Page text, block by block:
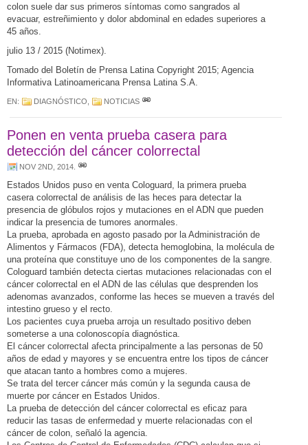
colon suele dar sus primeros síntomas como sangrados al
evacuar, estreñimiento y dolor abdominal en edades superiores a
45 años.
julio 13 / 2015 (Notimex).
Tomado del Boletín de Prensa Latina Copyright 2015; Agencia
Informativa Latinoamericana Prensa Latina S.A.
EN: DIAGNÓSTICO NOTICIAS
Ponen en venta prueba casera para
detección del cáncer colorrectal
NOV 2ND, 2014
Estados Unidos puso en venta Cologuard, la primera prueba
casera colorrectal de análisis de las heces para detectar la
presencia de glóbulos rojos y mutaciones en el ADN que pueden
indicar la presencia de tumores anormales.
La prueba, aprobada en agosto pasado por la Administración de
Alimentos y Fármacos (FDA), detecta hemoglobina, la molécula de
una proteína que constituye uno de los componentes de la sangre.
Cologuard también detecta ciertas mutaciones relacionadas con el
cáncer colorrectal en el ADN de las células que desprenden los
adenomas avanzados, conforme las heces se mueven a través del
intestino grueso y el recto.
Los pacientes cuya prueba arroja un resultado positivo deben
someterse a una colonoscopía diagnóstica.
El cáncer colorrectal afecta principalmente a las personas de 50
años de edad y mayores y se encuentra entre los tipos de cáncer
que atacan tanto a hombres como a mujeres.
Se trata del tercer cáncer más común y la segunda causa de
muerte por cáncer en Estados Unidos.
La prueba de detección del cáncer colorrectal es eficaz para
reducir las tasas de enfermedad y muerte relacionadas con el
cáncer de colon, señaló la agencia.